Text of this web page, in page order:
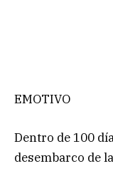
EMOTIVO
Dentro de 100
desembarco de